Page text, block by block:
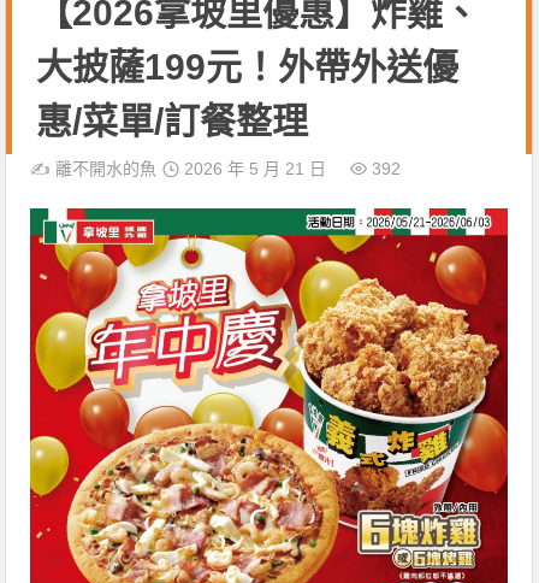
【2026拿坡里優惠】炸雞、
大披薩199元！外帶外送優
惠/菜單/訂餐整理
✍️離不開水的魚 2026 年 5 月 21 日 392